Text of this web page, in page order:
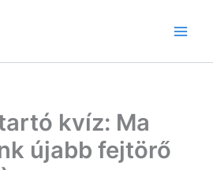
kvíz: Ma
újabb fejtörő